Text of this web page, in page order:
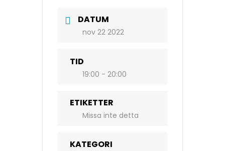
DATUM
nov 22 2022
TID
19:00 - 20:00
ETIKETTER
Missa inte detta
KATEGORI